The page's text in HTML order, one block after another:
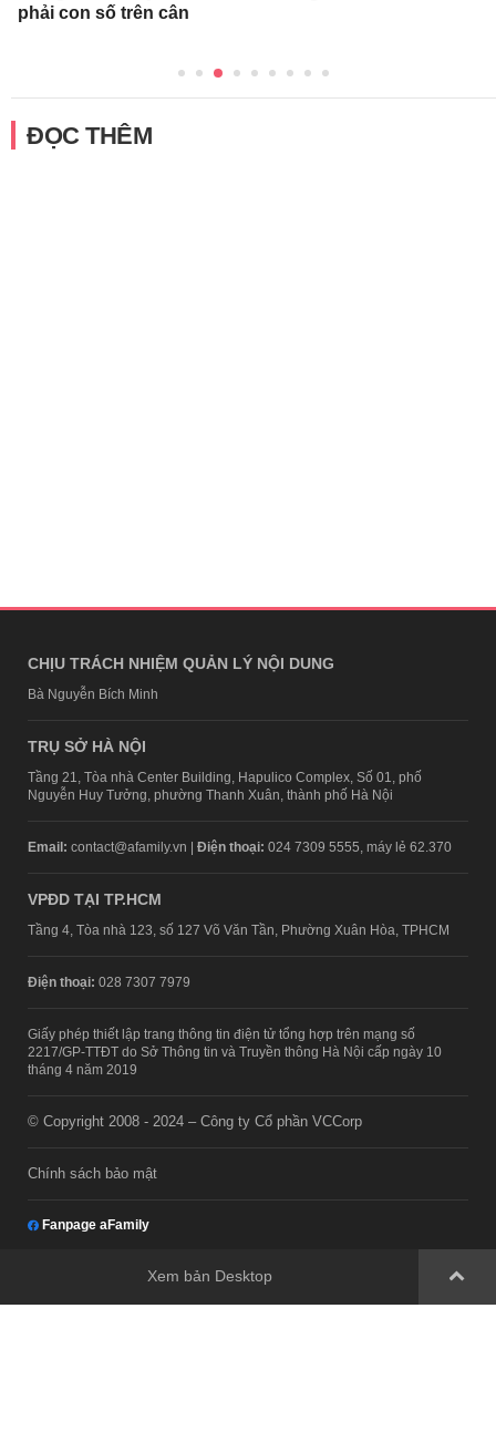
phải con số trên cân
ĐỌC THÊM
CHỊU TRÁCH NHIỆM QUẢN LÝ NỘI DUNG
Bà Nguyễn Bích Minh
TRỤ SỞ HÀ NỘI
Tầng 21, Tòa nhà Center Building, Hapulico Complex, Số 01, phố
Nguyễn Huy Tưởng, phường Thanh Xuân, thành phố Hà Nội
Email: contact@afamily.vn | Điện thoại: 024 7309 5555, máy lẻ 62.370
VPĐD TẠI TP.HCM
Tầng 4, Tòa nhà 123, số 127 Võ Văn Tần, Phường Xuân Hòa, TPHCM
Điện thoại: 028 7307 7979
Giấy phép thiết lập trang thông tin điện tử tổng hợp trên mạng số
2217/GP-TTĐT do Sở Thông tin và Truyền thông Hà Nội cấp ngày 10
tháng 4 năm 2019
© Copyright 2008 - 2024 – Công ty Cổ phần VCCorp
Chính sách bảo mật
Fanpage aFamily
Xem bản Desktop